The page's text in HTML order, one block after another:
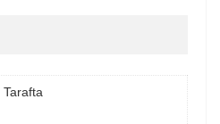
Tarafta